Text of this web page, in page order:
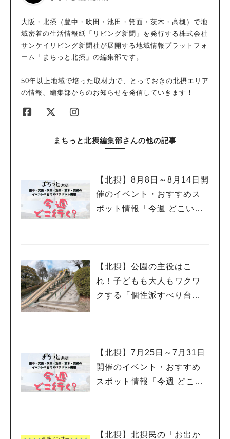
都の森店には、チーズケーキ（テイクアウトは965円）の他にも
材に行ったので、この時はいちごまつりが開催されていました。
こちらは季節ごとに商品が変わるそうです。 出典：リビング北
摂Web その他にも種類豊富なパンやケーキなどのスイーツなど
も販売されていました。もちろんチーズケーキも持ち帰ることが
リンが大好きで、ここに来たらよく買わされます。こちらもとろ
とろ食感でチーズケーキに負けないおいしさです。 出典：リビ
ング北摂Web こちらのパンやスイーツは朝8時から店舗で販売さ
今年で40年!! 大阪でこよなく愛された絶品チーズケーキ。ぜひ
るので、事前予約か10時開店に合わせて行かれることをおすすめ
します。 陸カフェterrace 住所 : 茨木市彩都やまぶき1-2-26 TE
L : 072-41-0039 ※陸カフェterraceお席予約専用0120-57-2132
営業時間 : 午前10時～午後5時30分（LO4時30分） 定休日 : 不
大阪・北摂（豊中・吹田・池田・箕面・茨木・高槻）で地
域密着の生活情報紙「リビング新聞」を発行する株式会社
サンケイリビング新聞社が展開する地域情報プラットフォ
ーム「まちっと北摂」の編集部です。
50年以上地域で培った取材力で、とっておきの北摂エリア
の情報、編集部からのお知らせを発信していきます！
まちっと北摂編集部さんの他の記事
【北摂】8月8日～8月14日開
催のイベント・おすすめス
ポット情報「今週 どこい
【北摂】公園の主役はこ
れ！子どもも大人もワクワ
クする「個性派すべり台」
【北摂】7月25日～7月31日
開催のイベント・おすすめ
スポット情報「今週 どこい
【北摂】北摂民の「お出か